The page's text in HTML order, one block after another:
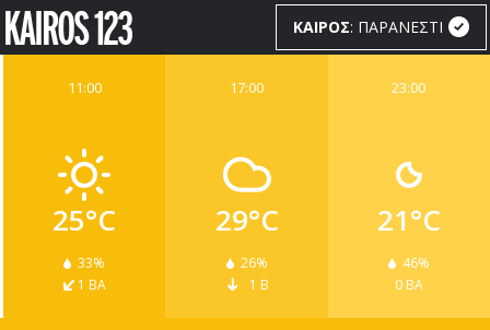
ΚΑΙΡΟΣ: ΠΑΡΑΝΕΣΤΙ
23:00
21°C
46%
0 ΒΑ
17:00
29°C
26%
1 Β
11:00
25°C
33%
1 ΒΑ